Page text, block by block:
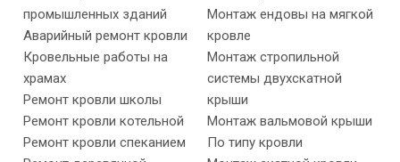
промышленных зданий
Аварийный ремонт кровли
Кровельные работы на
храмах
Ремонт кровли школы
Ремонт кровли котельной
Ремонт кровли спеканием
Монтаж ендовы на мягкой
кровле
Монтаж стропильной
системы двухскатной
крыши
Монтаж вальмовой крыши
По типу кровли